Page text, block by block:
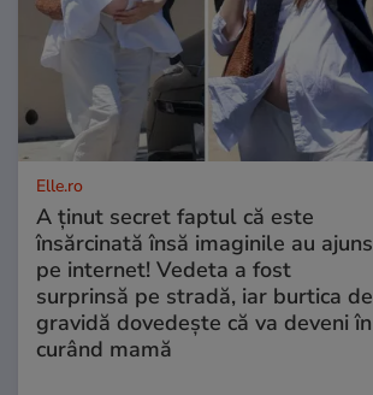
Elle.ro
A ținut secret faptul că este
însărcinată însă imaginile au ajuns
pe internet! Vedeta a fost
surprinsă pe stradă, iar burtica de
gravidă dovedește că va deveni în
curând mamă